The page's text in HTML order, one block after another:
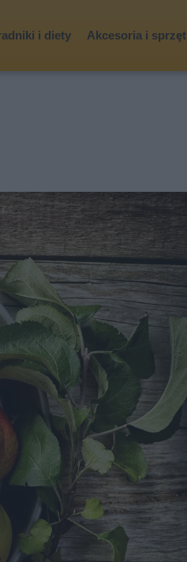
i diety Akcesoria i sprzęt